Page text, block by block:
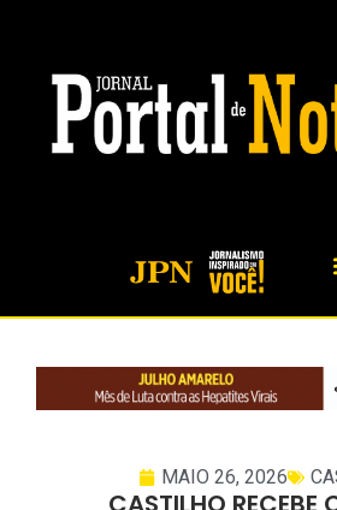
MAIO 26, 2026